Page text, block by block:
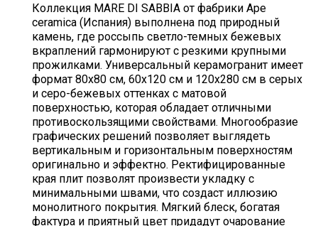
Коллекция MARE DI SABBIA от фабрики Ape
ceramica (Испания) выполнена под природный
камень, где россыпь светло-темных бежевых
вкраплений гармонируют с резкими крупными
прожилками. Универсальный керамогранит имеет
формат 80х80 см, 60х120 см и 120х280 см в серых
и серо-бежевых оттенках с матовой
поверхностью, которая обладает отличными
противоскользящими свойствами. Многообразие
графических решений позволяет выглядеть
вертикальным и горизонтальным поверхностям
оригинально и эффектно. Ректифицированные
края плит позволят произвести укладку с
минимальными швами, что создаст иллюзию
монолитного покрытия. Мягкий блеск, богатая
фактура и приятный цвет придадут очарование